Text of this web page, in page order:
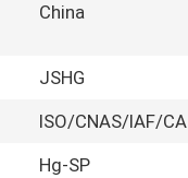
China
JSHG
ISO/CNAS/IAF/CA
Hg-SP